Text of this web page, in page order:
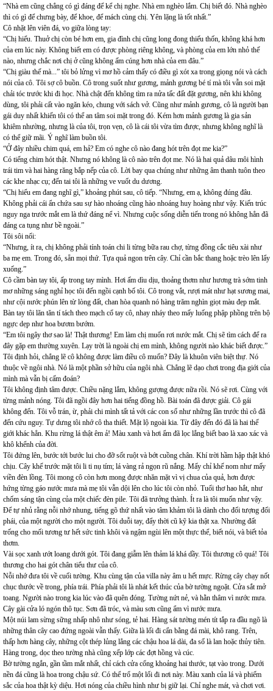
“Nhà em cũng chẳng có gì đáng để kể chị nghe. Nhà em nghèo lắm. Chị biết đó. Nhà nghèo
thì có gì để chưng bày, để khoe, để mách cùng chị. Yên lặng là tốt nhất.”
Cô nhặt lên viên đá, vo giữa lòng tay:
“Chị hiểu. Thuở chị còn bé hơn em, gia đình chị cũng long đong thiếu thốn, không khá hơn
của em lúc này. Không biết em có được phòng riêng không, và phòng của em lớn nhỏ thế
nào, nhưng chắc nơi chị ở cũng không ấm cúng hơn nhà của em đâu.”
“Chị giàu thế mà...” tôi bỏ lửng vì mơ hồ cảm thấy có điều gì xót xa trong giọng nói và cách
nói của cô. Tôi sợ cô buồn. Cô trong suốt như gương, mảnh gương bé tí mà tôi vẫn soi mặt
chải tóc trước khi đi học. Nhà chật đến không tìm ra nửa tấc đất đặt gương, nên khi không
dùng, tôi phải cất vào ngăn kéo, chung với sách vở. Cũng như mảnh gương, cô là người bạn
gái duy nhất khiến tôi có thể an tâm soi mặt trong đó. Kém hơn mảnh gương là gia sản
khiêm nhường, nhưng là của tôi, trọn vẹn, cô là cái tôi vừa tìm được, nhưng không nghĩ là
có thể giữ mãi. Ý nghĩ làm buồn tôi.
“Ở đây nhiều chim quá, em hả? Em có nghe cô nào đang hót trên đọt me kia?”
Có tiếng chim hót thật. Nhưng nó không là cô nào trên đọt me. Nó là hai quả dâu môi hình
trái tim và hai hàng răng bắp nếp của cô. Lời bay qua chúng như những âm thanh tuôn theo
các khe nhạc cụ; đến tai tôi là những ve vuốt du dương.
“Chị hiểu em đang nghĩ gì,” khoảng phút sau, cô tiếp. “Nhưng, em ạ, không đúng đâu.
Không phải cái ẩn chứa sau sự hào nhoáng cũng hào nhoáng huy hoàng như vậy. Kiến trúc
nguy nga trước mắt em là thứ đáng nể vì. Nhưng cuộc sống diễn tiến trong nó không hẳn đã
đáng ca tụng như bề ngoài.”
Tôi sôi nổi:
“Nhưng, ít ra, chị không phải tính toán chi li từng bữa rau chợ, từng đồng cắc tiêu xài như
ba mẹ em. Trong đó, sẵn mọi thứ. Tựa quả ngon trên cây. Chỉ cần bắc thang hoặc trèo lên lẩy
xuống.”
Cô cầm bàn tay tôi, ấp trong tay mình. Hơi ấm dìu dịu, thoảng thơm như hương trà sớm tinh
mơ những sáng nghỉ học tôi đến ngồi cạnh bố tôi. Cô trong vắt, rượi mát như hạt sương mai,
như cội nước phún lên từ lòng đất, chan hòa quanh nó hàng trăm nghìn giọt màu đẹp mắt.
Bàn tay tôi lăn tăn tí tách theo mạch cổ tay cô, nhay nháy theo mấy luống phập phồng trên bộ
ngực dẹp như hoa bươm bướm.
“Em tôi ngây thơ sao là! Thật thương! Em làm chị muốn rơi nước mắt. Chị sẽ tìm cách để ra
đây gặp em thường xuyên. Lạy trời là ngoài chị em mình, không người nào khác biết được.”
Tôi định hỏi, chẳng lẽ cô không được làm điều cô muốn? Đây là khuôn viên biệt thự. Nó
thuộc về ngôi nhà. Nó là một phần sở hữu của ngôi nhà. Chẳng lẽ dạo chơi trong địa giới của
mình mà vẫn bị cấm đoán?
Tôi không định tâm được. Chiều nặng lắm, không gượng được nữa rồi. Nó sẽ rơi. Cùng với
từng mảnh nóng. Tôi đã ngồi đây hơn hai tiếng đồng hồ. Bài toán đã được giải. Cô gái
không đến. Tôi vỗ trán, ừ, phải chi mình tất tả với các con số như những lần trước thì cô đã
đến cứu nguy. Tự dưng tôi nhớ cô tha thiết. Mặt lộ ngoài kia. Từ đây đến đó đã là hai thế
giới khác hẳn. Khu rừng lá thật êm ả! Màu xanh và hơi ẩm đã lọc lắng biết bao là xao xác và
khô khểnh của đời.
Tôi đứng lên, bước tới bước lui cho đỡ sốt ruột và bớt cuồng chân. Khí trời hầm hập thật khó
chịu. Cây khế trước mặt tôi li ti nụ tím; lá vàng rả ngọn rũ nắng. Mấy chỉ khế nom như mấy
viền đèn lồng. Tôi mong cô còn hơn mong được nhăn mặt vì vị chua của quả, hơn được
hứng từng gáo nước mưa mà mẹ tôi vẫn dội lên cho lúc tôi còn nhỏ. Tuổi thơ hao hắt, như
chốm sáng tận cùng của một chiếc đèn pile. Tôi đã trưởng thành. Ít ra là tôi muốn như vậy.
Để tự nhủ rằng nỗi nhớ nhung, tiếng gõ thứ nhất vào tâm khảm tôi là dành cho đối tượng đối
phái, của một người cho một người. Tôi duỗi tay, đẩy thời cũ kỹ kia thật xa. Nhường đất
trống cho mối tương tư hết sức tinh khôi và ngậm ngùi lên một thực thể, biết nói, và biết tỏa
thơm.
Vài sọc xanh ướt loang dưới gót. Tôi đang giẫm lên thảm lá khá dầy. Tôi thương cô quá! Tôi
thương cho hai gót chân tiểu thư của cô.
Nỗi nhớ đưa tôi về cuối tường. Khu cùng tận của villa này âm u hết mực. Rừng cây chạy nốt
chục thước về trong, phía trái. Phía phải tôi là nhát kết thúc của bờ tường ngoặt. Cửa sắt mở
toang. Người nào trong kia lúc vào đã quên đóng. Tường nứt nẻ, và hằn thâm vì nước mưa.
Cây gài cửa ló ngón thô tục. Sơn đã tróc, và màu sơn cũng ẩm vì nước mưa.
Một núi lam sừng sững nhấp nhô như sóng, tẻ hai. Hàng sát tường mén tít tắp ra đầu ngõ là
những thân cây cao đứng ngoài vẫn thấy. Giữa là lối đi cẩn bằng đá mài, khô rang. Trên,
thấp hơn hàng cây, những cột thép lủng lẳng các chậu hoa lá dài, đa số là lan hoặc thủy tiên.
Hàng trong, dọc theo tường nhà cũng xếp lớp các đợt hồng và cúc.
Bờ tường ngắn, gần tầm mắt nhất, chỉ cách cửa cổng khoảng hai thước, tạt vào trong. Dưới
nền đá cũng là hoa trong chậu sứ. Có thể trổ một lối đi nơi này. Màu xanh của lá và phiếm
sắc của hoa thật kỳ diệu. Hơi nóng của chiều hình như bị giữ lại. Chỉ nghe mát, và chơi vơi.